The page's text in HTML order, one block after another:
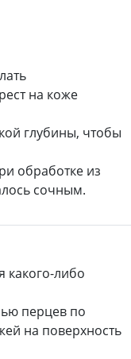
на коже
глубины, чтобы
обработке из
сочным.
какого-либо
перцев по
на поверхность